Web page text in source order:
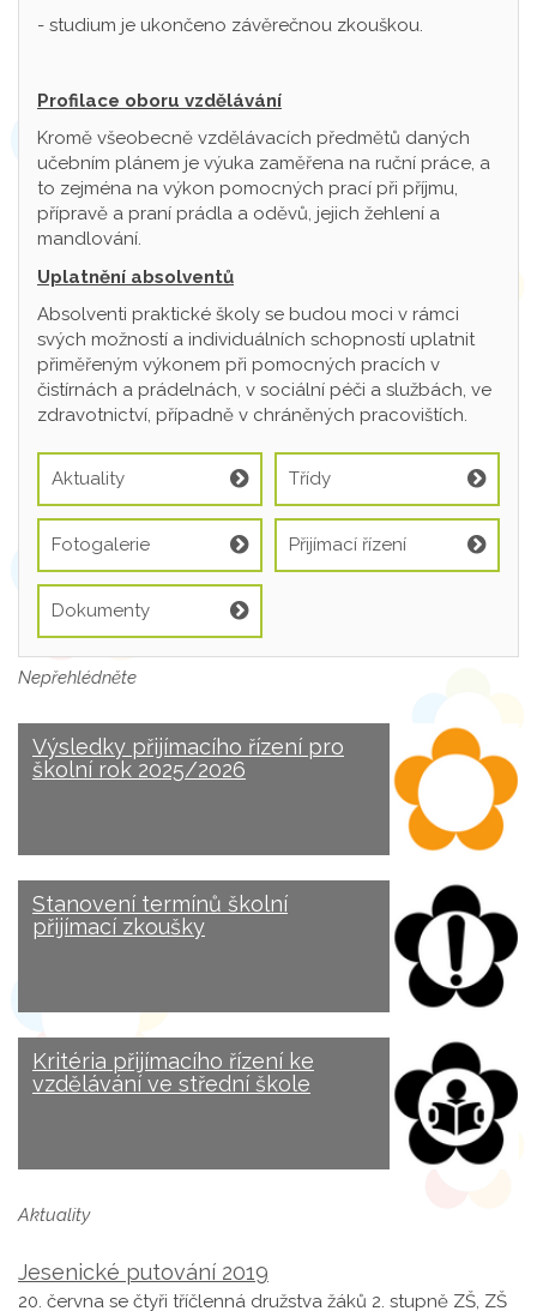
- studium je ukončeno závěrečnou zkouškou.
Profilace oboru vzdělávání
Kromě všeobecně vzdělávacích předmětů daných
učebním plánem je výuka zaměřena na ruční práce, a
to zejména na výkon pomocných prací při příjmu,
přípravě a praní prádla a oděvů, jejich žehlení a
mandlování.
Uplatnění absolventů
Absolventi praktické školy se budou moci v rámci
svých možností a individuálních schopností uplatnit
přiměřeným výkonem při pomocných pracích v
čistírnách a prádelnách, v sociální péči a službách, ve
zdravotnictví, případně v chráněných pracovištích.
Aktuality Třídy
Fotogalerie Přijímací řízení
Dokumenty
Nepřehlédněte
Výsledky přijímacího řízení pro
školní rok 2025/2026
Stanovení termínů školní
přijímací zkoušky
Kritéria přijímacího řízení ke
vzdělávání ve střední škole
Aktuality
Jesenické putování 2019
20. června se čtyři tříčlenná družstva žáků 2. stupně ZŠ, ZŠ